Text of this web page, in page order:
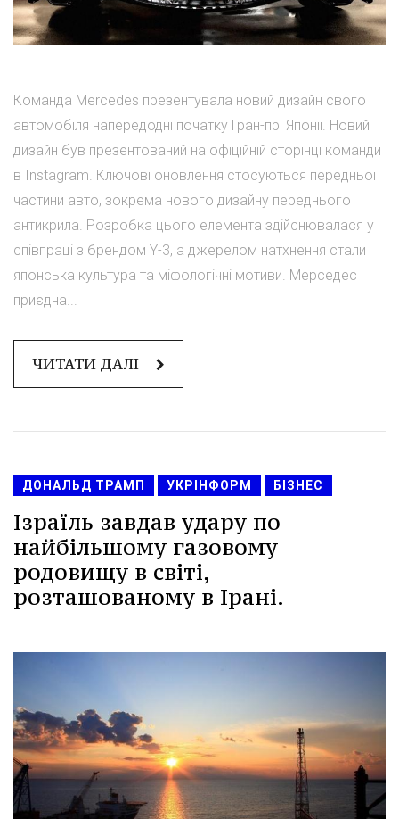
Команда Mercedes презентувала новий дизайн свого
автомобіля напередодні початку Гран-прі Японії. Новий
дизайн був презентований на офіційній сторінці команди
в Instagram. Ключові оновлення стосуються передньої
частини авто, зокрема нового дизайну переднього
антикрила. Розробка цього елемента здійснювалася у
співпраці з брендом Y-3, а джерелом натхнення стали
японська культура та міфологічні мотиви. Мерседес
приєдна...
ЧИТАТИ ДАЛІ
ДОНАЛЬД ТРАМП УКРІНФОРМ БІЗНЕС
Ізраїль завдав удару по
найбільшому газовому
родовищу в світі,
розташованому в Ірані.